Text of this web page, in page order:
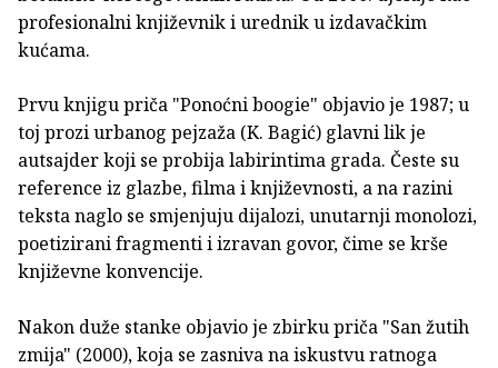
profesionalni književnik i urednik u izdavačkim
kućama.
Prvu knjigu priča "Ponoćni boogie" objavio je 1987; u
toj prozi urbanog pejzaža (K. Bagić) glavni lik je
autsajder koji se probija labirintima grada. Česte su
reference iz glazbe, filma i književnosti, a na razini
teksta naglo se smjenjuju dijalozi, unutarnji monolozi,
poetizirani fragmenti i izravan govor, čime se krše
književne konvencije.
Nakon duže stanke objavio je zbirku priča "San žutih
zmija" (2000), koja se zasniva na iskustvu ratnoga